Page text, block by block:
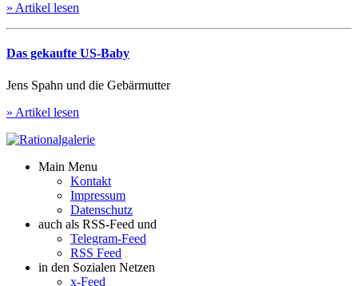
» Artikel lesen
Das gekaufte US-Baby
Jens Spahn und die Gebärmutter
» Artikel lesen
Main Menu
Kontakt
Impressum
Datenschutz
auch als RSS-Feed und
Telegram-Feed
RSS Feed
in den Sozialen Netzen
x-Feed